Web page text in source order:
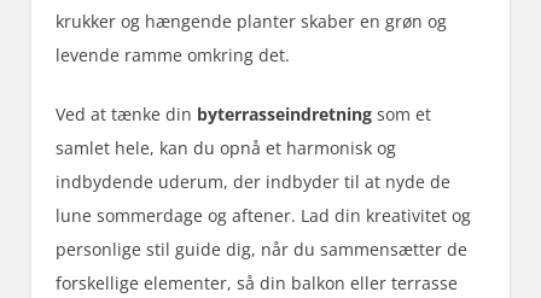
krukker og hængende planter skaber en grøn og
levende ramme omkring det.
Ved at tænke din byterrasseindretning som et
samlet hele, kan du opnå et harmonisk og
indbydende uderum, der indbyder til at nyde de
lune sommerdage og aftener. Lad din kreativitet og
personlige stil guide dig, når du sammensætter de
forskellige elementer, så din balkon eller terrasse